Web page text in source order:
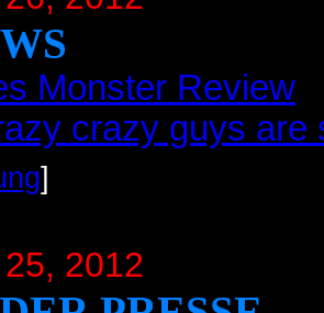
Monster Review
crazy guys are
]
2012